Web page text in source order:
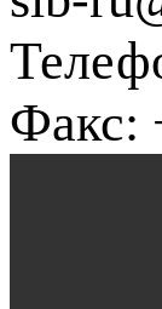
Факс: